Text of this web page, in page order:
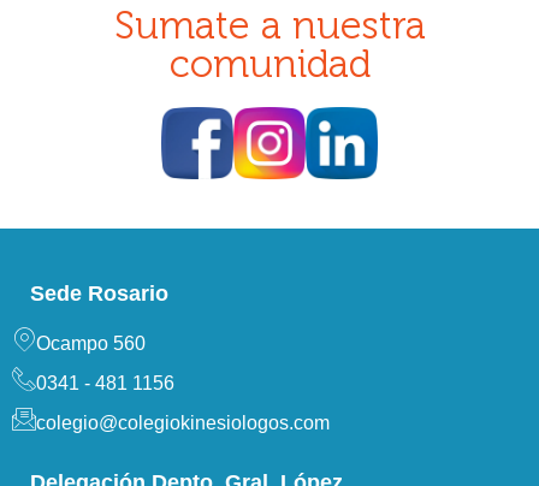
Sumate a nuestra
comunidad
Sede Rosario
Ocampo 560
0341 - 481 1156
colegio@colegiokinesiologos.com